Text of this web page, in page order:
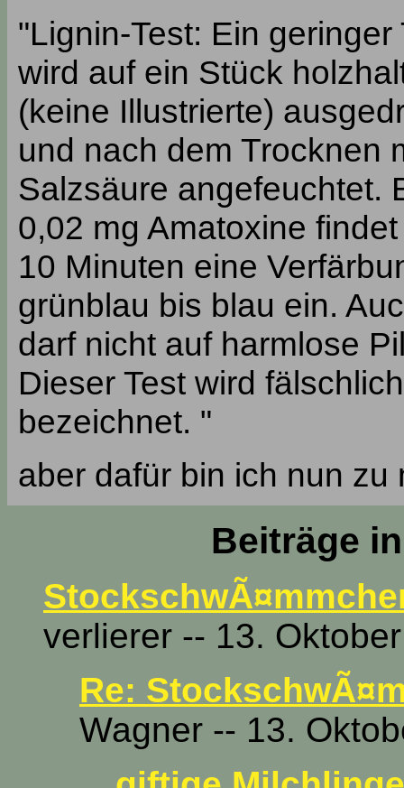
"Lignin-Test: Ein
wird auf ein Stück
(keine Illustrierte)
und nach dem Trocknen
Salzsäure angefeuchtet.
0,02 mg Amatoxine
10 Minuten eine
grünblau bis blau ein.
darf nicht auf harmlose
Dieser Test wird
bezeichnet. "
aber dafür bin ich nun zu
Beiträge
verlierer -- 13.
Re:
Wagner -- 13.